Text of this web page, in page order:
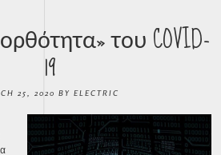
του COVID-
19
25, 2020 BY ELECTRIC